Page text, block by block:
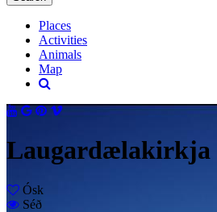
Places
Activities
Animals
Map
Laugardælakirkja
Ósk
Séð